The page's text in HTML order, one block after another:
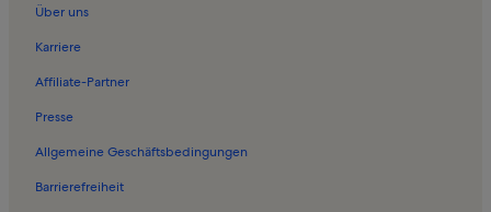
Ferienwohnungen in Karlshorst
Ferienwohnungen in Treptow-Köpenick
Ferienwohnungen in Oberschöneweide
Über uns
Karriere
Affiliate-Partner
Presse
Allgemeine Geschäftsbedingungen
Barrierefreiheit